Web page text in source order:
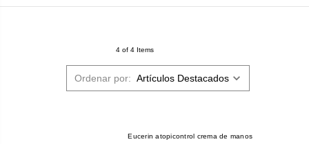
4 of 4 Items
Ordenar por:
Eucerin atopicontrol crema de manos